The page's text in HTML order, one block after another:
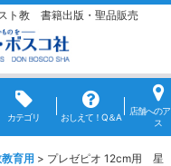
ト教 書籍出版・聖品販売
カテゴリ おしえて！Q＆A
店舗への
ス
育用 > プレゼピオ 12cm用 星